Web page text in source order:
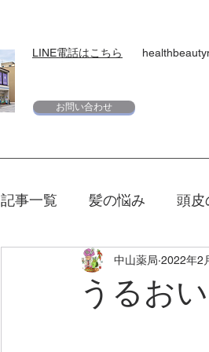
LINE電話はこちら
お問い合わせ
記事一覧 髪の悩み 頭皮
スキンケア 下地
うるお
中山薬局 2022年2